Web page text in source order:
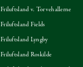
Friluftsland v. Torvehallerne
Friluftsland Fields
Friluftsland Lyngby
Friluftsland Roskilde